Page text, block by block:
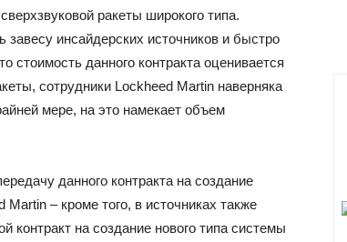
ракеты широкого типа.
инсайдерских источников и быстро
стоимость данного контракта оценивается
сотрудники Lockheed Martin наверняка
мере, на это намекает объем
данного контракта на создание
– кроме того, в источниках также
контракт на создание нового типа системы